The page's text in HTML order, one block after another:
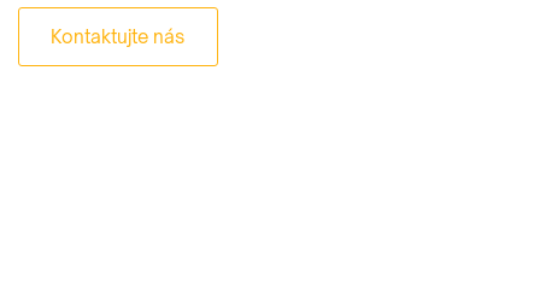
Kontaktujte nás